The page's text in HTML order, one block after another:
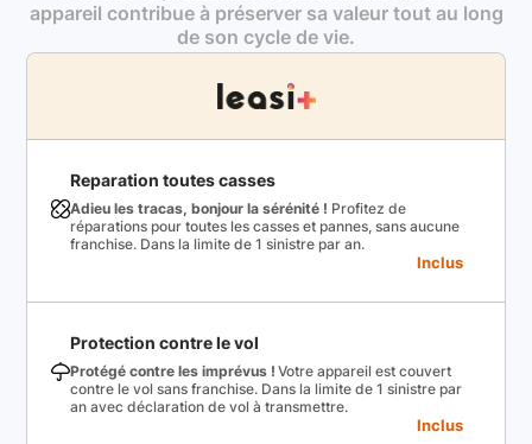
appareil contribue à préserver sa valeur tout au long
de son cycle de vie.
Reparation toutes casses
Adieu les tracas, bonjour la sérénité ! Profitez de
réparations pour toutes les casses et pannes, sans aucune
franchise. Dans la limite de 1 sinistre par an.
Inclus
Protection contre le vol
Protégé contre les imprévus ! Votre appareil est couvert
contre le vol sans franchise. Dans la limite de 1 sinistre par
an avec déclaration de vol à transmettre.
Inclus